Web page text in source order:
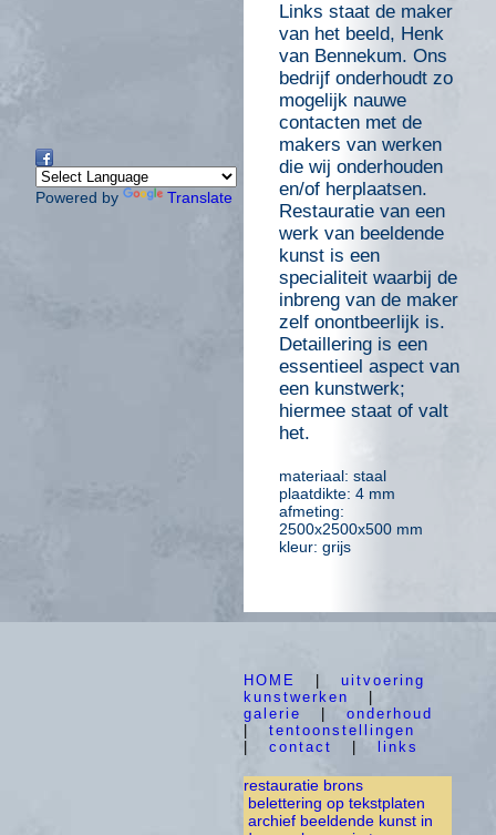
Powered by Translate
Links staat de maker
van het beeld, Henk
van Bennekum. Ons
bedrijf onderhoudt zo
mogelijk nauwe
contacten met de
makers van werken
die wij onderhouden
en/of herplaatsen.
Restauratie van een
werk van beeldende
kunst is een
specialiteit waarbij de
inbreng van de maker
zelf onontbeerlijk is.
Detaillering is een
essentieel aspect van
een kunstwerk;
hiermee staat of valt
het.
materiaal: staal
plaatdikte: 4 mm
afmeting:
2500x2500x500 mm
kleur: grijs
HOME | uitvoering
kunstwerken
|
galerie
| onderhoud
| tentoonstellingen
| contact | links
restauratie brons
belettering op tekstplaten
archief beeldende kunst in